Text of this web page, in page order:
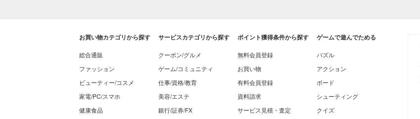
お買い物カテゴリから探す
総合通販
ファッション
ビューティー/コスメ
家電/PC/スマホ
健康食品
サービスカテゴリから探す
クーポン/グルメ
ゲーム/コミュニティ
仕事/資格/教育
美容/エステ
銀行/証券/FX
ポイント獲得条件から探す
無料会員登録
お買い物
有料会員登録
資料請求
サービス見積・査定
ゲームで遊んでためる
パズル
アクション
ボード
シューティング
クイズ